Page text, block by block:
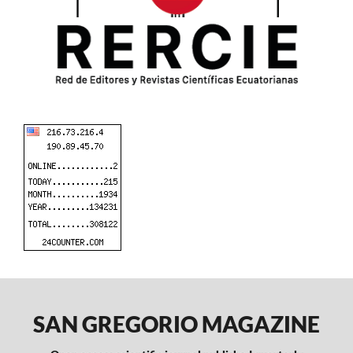
SAN GREGORIO MAGAZINE